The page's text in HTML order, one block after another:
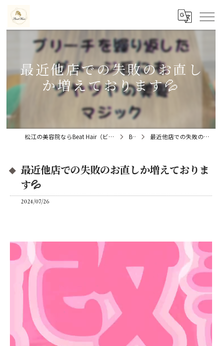
⁡最近他店での失敗のお直し
か増えております💦
松江の美容院ならBeat Hair（ビートヘアー）髪質改善特化型サロン Blog ⁡最近他店での失敗のお直しか増えております💦
⁡最近他店での失敗のお直しか増えておりま
す💦
2024/07/26